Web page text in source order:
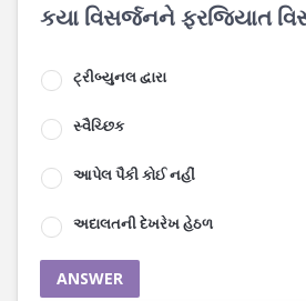
કયા વિસર્જનને ફરજિયાત
ટ્રીબ્યુનલ દ્વારા
સ્વૈચ્છિક
આપેલ પૈકી કોઈ નહીં
અદાલતની દેખરેખ હેઠળ
ANSWER